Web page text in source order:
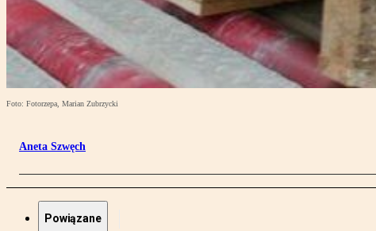
Foto: Fotorzepa, Marian Zubrzycki
Aneta Szwęch
Powiązane